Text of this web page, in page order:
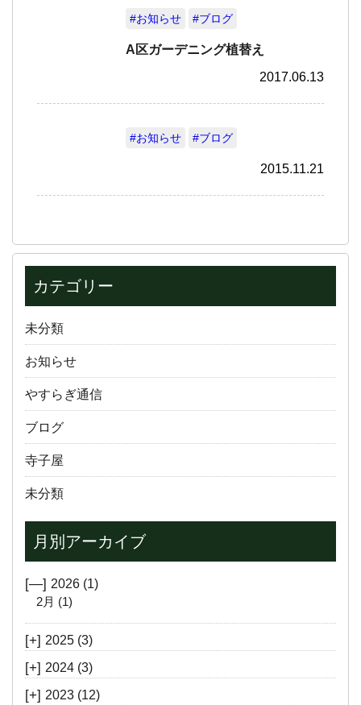
#お知らせ #ブログ
A区ガーデニング植替え
2017.06.13
#お知らせ #ブログ
2015.11.21
カテゴリー
未分類
お知らせ
やすらぎ通信
ブログ
寺子屋
未分類
月別アーカイブ
[—] 2026 (1)
2月 (1)
[+] 2025 (3)
[+] 2024 (3)
[+] 2023 (12)